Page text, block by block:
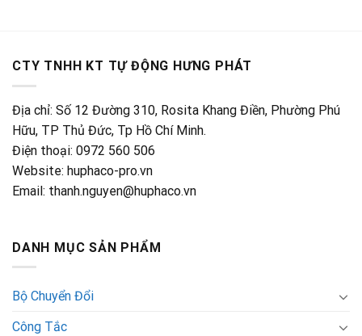
CTY TNHH KT TỰ ĐỘNG HƯNG PHÁT
Địa chỉ: Số 12 Đường 310, Rosita Khang Điền, Phường Phú
Hữu, TP Thủ Đức, Tp Hồ Chí Minh.
Điện thoại: 0972 560 506
Website: huphaco-pro.vn
Email: thanh.nguyen@huphaco.vn
DANH MỤC SẢN PHẨM
Bộ Chuyển Đổi
Công Tắc